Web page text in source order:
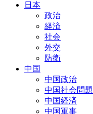
日本
政治
経済
社会
外交
防衛
中国
中国政治
中国社会問題
中国経済
中国軍事